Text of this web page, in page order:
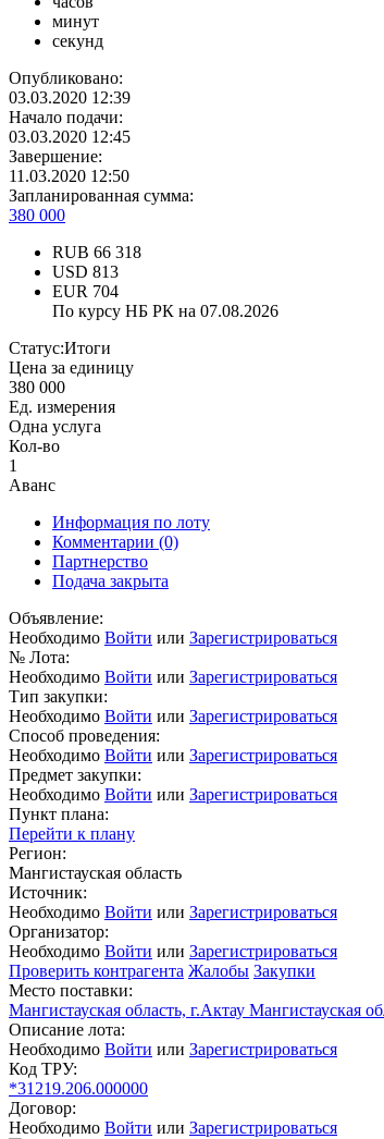
минут
секунд
Опубликовано:
03.03.2020 12:39
Начало подачи:
03.03.2020 12:45
Завершение:
11.03.2020 12:50
Запланированная сумма:
380 000
RUB 66 318
USD 813
EUR 704
По курсу НБ РК на 07.08.2026
Статус:Итоги
Цена за единицу
380 000
Ед. измерения
Одна услуга
Кол-во
1
Аванс
Информация по лоту
Комментарии (0)
Партнерство
Подача закрыта
Объявление:
Необходимо Войти или Зарегистрироваться
№ Лота:
Необходимо Войти или Зарегистрироваться
Тип закупки:
Необходимо Войти или Зарегистрироваться
Способ проведения:
Необходимо Войти или Зарегистрироваться
Предмет закупки:
Необходимо Войти или Зарегистрироваться
Пункт плана:
Перейти к плану
Регион:
Мангистауская область
Источник:
Необходимо Войти или Зарегистрироваться
Организатор:
Необходимо Войти или Зарегистрироваться
Проверить контрагента Жалобы Закупки
Место поставки:
Мангистауская область, г.Актау Мангистауская
Описание лота:
Необходимо Войти или Зарегистрироваться
Код ТРУ:
*31219.206.000000
Договор:
Необходимо Войти или Зарегистрироваться